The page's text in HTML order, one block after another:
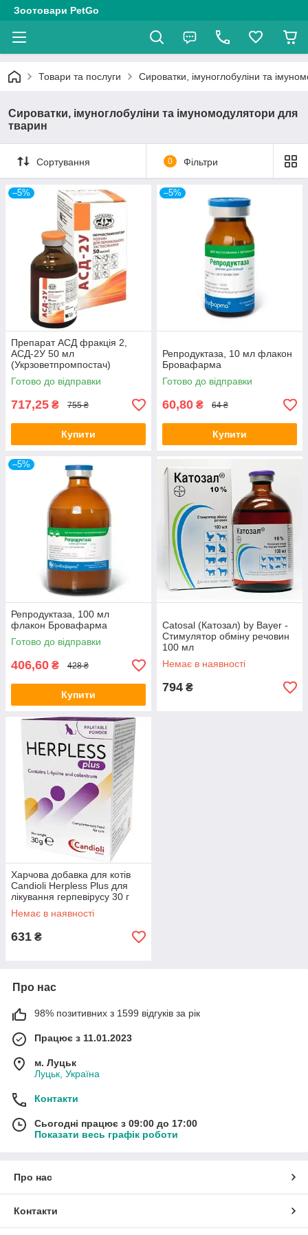
Зоотовари PetGo
Товари та послуги Сироватки, імуноглобуліни та
Сироватки, імуноглобуліни та імуномодулятори для
тварин
Сортування 0 Фільтри
–5%
Препарат АСД фракція 2,
АСД-2У 50 мл
(Укрзоветпромпостач)
Готово до відправки
717,25 ₴ 755 ₴
Купити
–5%
Репродуктаза, 10 мл флакон
Бровафарма
Готово до відправки
60,80 ₴ 64 ₴
Купити
–5%
Репродуктаза, 100 мл
флакон Бровафарма
Готово до відправки
406,60 ₴ 428 ₴
Купити
Catosal (Катозал) by Bayer -
Cтимулятор обміну речовин
100 мл
Немає в наявності
794 ₴
Харчова добавка для котів
Candioli Herpless Plus для
лікування герпевірусу 30 г
Немає в наявності
631 ₴
Про нас
98% позитивних з 1599 відгуків за рік
Працює з 11.01.2023
м. Луцьк
Луцьк, Україна
Контакти
Сьогодні працює з 09:00 до 17:00
Показати весь графік роботи
Про нас
Контакти